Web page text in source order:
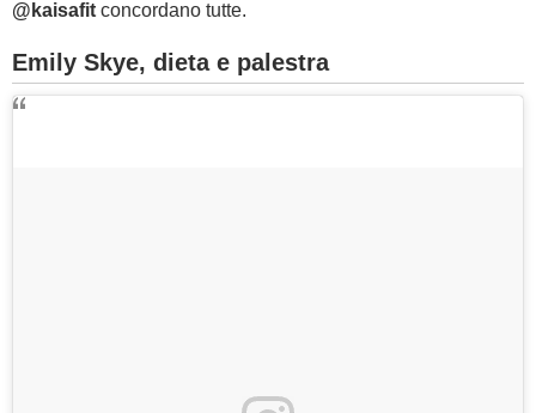
@kaisafit concordano tutte.
Emily Skye, dieta e palestra